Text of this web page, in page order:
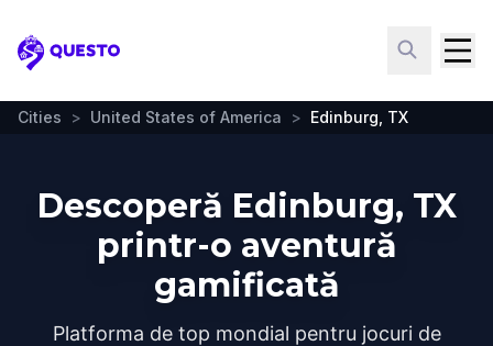
Questo
Cities > United States of America > Edinburg, TX
Descoperă Edinburg, TX
printr-o aventură
gamificată
Platforma de top mondial pentru jocuri de